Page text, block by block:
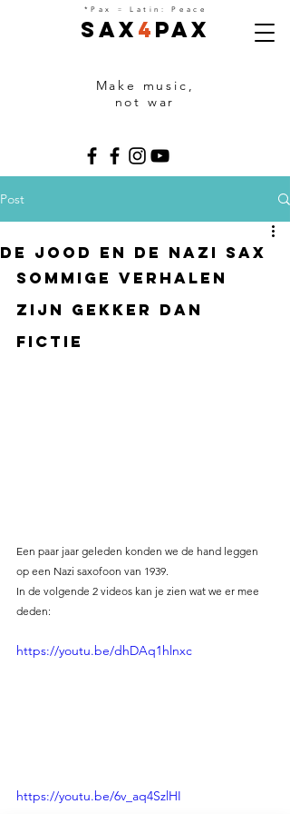
Sax 4 Pax
*Pax = Latin: Peace
Make music,
not war
Post
De Jood en de NAZI SAX
Sommige verhalen
zijn gekker dan
fictiE
Een paar jaar geleden konden we de hand leggen
op een Nazi saxofoon van 1939.
In de volgende 2 videos kan je zien wat we er mee
deden:
https://youtu.be/dhDAq1hlnxc
https://youtu.be/6v_aq4SzlHI